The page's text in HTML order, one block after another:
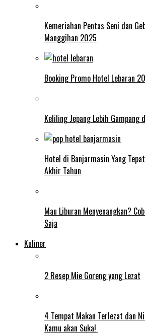
Kemeriahan Pentas Seni dan
Manggihan 2025
Booking Promo Hotel Lebaran
Keliling Jepang Lebih Gampang
Hotel di Banjarmasin Yang
Akhir Tahun
Mau Liburan Menyenangkan?
Saja
Kuliner
2 Resep Mie Goreng yang Lezat
4 Tempat Makan Terlezat dan
Kamu akan Suka!